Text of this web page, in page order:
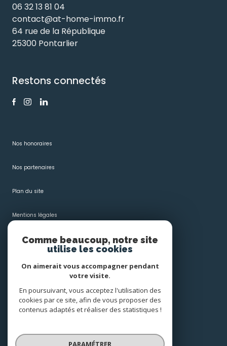
06 32 13 81 04
contact@at-home-immo.fr
64 rue de la République
25300 Pontarlier
Restons connectés
Nos honoraires
Nos partenaires
Plan du site
Mentions légales
Admin
Politique RGPD
Cookies
Comme beaucoup, notre site
utilise les cookies
On aimerait vous accompagner pendant
votre visite.
En poursuivant, vous acceptez l'utilisation des
cookies par ce site, afin de vous proposer des
contenus adaptés et réaliser des statistiques !
PARAMÉTRER